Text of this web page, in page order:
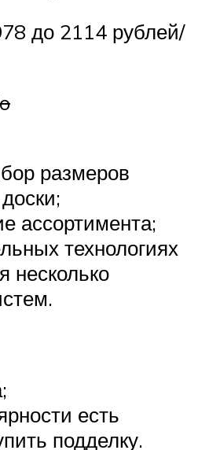
до 2114 рублей/
размеров
ассортимента;
технологиях
несколько
есть
подделку.